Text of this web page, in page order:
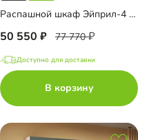
Распашной шкаф Эйприл-4 с зеркалом
50 550 77 770
Доступно для доставки
В корзину